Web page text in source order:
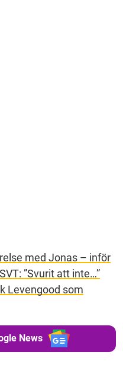
med Jonas – inför
”Svurit att inte…”
Levengood som
News